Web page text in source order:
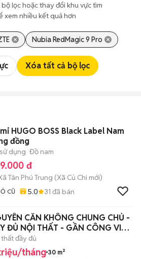
lọc hoặc thay đổi khu vực tìm
xem nhiều kết quả hơn
Nubia RedMagic 9 Pro
Xóa tất cả bộ lọc
HUGO BOSS Black Label Nam
đồng
dụng Đồ nam
đ
Tân Phú Trung (Xã Củ Chi mới)
CŨ 5.0 31 đã bán
CĂN KHÔNG CHUNG CHỦ -
ĐỦ NỘI THẤT - GẦN CÔNG VIÊN
ĐỊNH
thất đầy đủ
tháng 30 m²